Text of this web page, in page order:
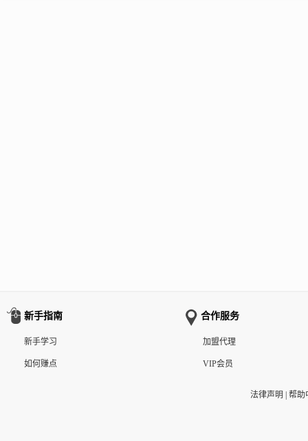
新手指南
新手学习
如何赚点
合作服务
加盟代理
VIP会员
法律声明 帮助